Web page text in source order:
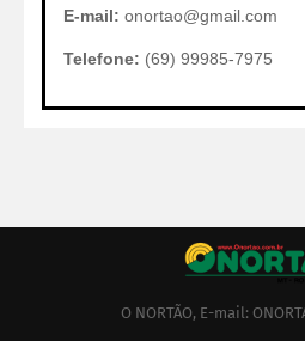
E-mail: onortao@gmail.com
Telefone: (69) 99985-7975
O NORTÃO, E-mail: